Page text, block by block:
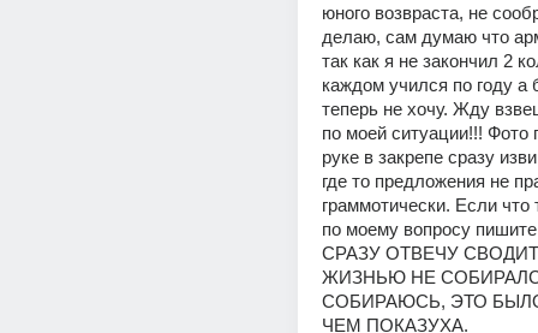
юного возвраста, не
делаю, сам думаю что
так как я не закончил 2
каждом учился по году а
теперь не хочу. Жду
по моей ситуации!!! Фото
руке в закрепе сразу
где то предложения не
граммотически. Если что
по моему вопросу
СРАЗУ ОТВЕЧУ
ЖИЗНЬЮ НЕ
СОБИРАЮСЬ, ЭТО
ЧЕМ ПОКАЗУХА.